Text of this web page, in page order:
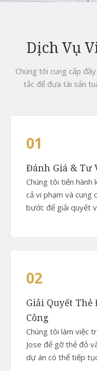
Dịch Vụ
Chúng tôi cung cấp
tắc để đưa tài sản
01
Đánh Giá & Tư
Chúng tôi tiến
cả vi phạm và cung
bước để giải quyết
02
Giải Quyết
Công
Chúng tôi làm việc
Jose để gỡ thẻ đỏ
dự án có thể tiếp